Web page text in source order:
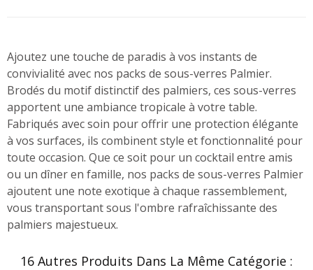
Ajoutez une touche de paradis à vos instants de
convivialité avec nos packs de sous-verres Palmier.
Brodés du motif distinctif des palmiers, ces sous-verres
apportent une ambiance tropicale à votre table.
Fabriqués avec soin pour offrir une protection élégante
à vos surfaces, ils combinent style et fonctionnalité pour
toute occasion. Que ce soit pour un cocktail entre amis
ou un dîner en famille, nos packs de sous-verres Palmier
ajoutent une note exotique à chaque rassemblement,
vous transportant sous l'ombre rafraîchissante des
palmiers majestueux.
16 Autres Produits Dans La Même Catégorie :